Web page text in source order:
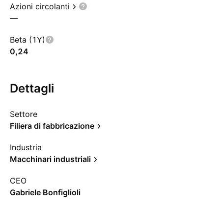
Azioni circolanti
—
Beta (1Y)
0,24
Dettagli
Settore
Filiera di fabbricazione
Industria
Macchinari industriali
CEO
Gabriele Bonfiglioli